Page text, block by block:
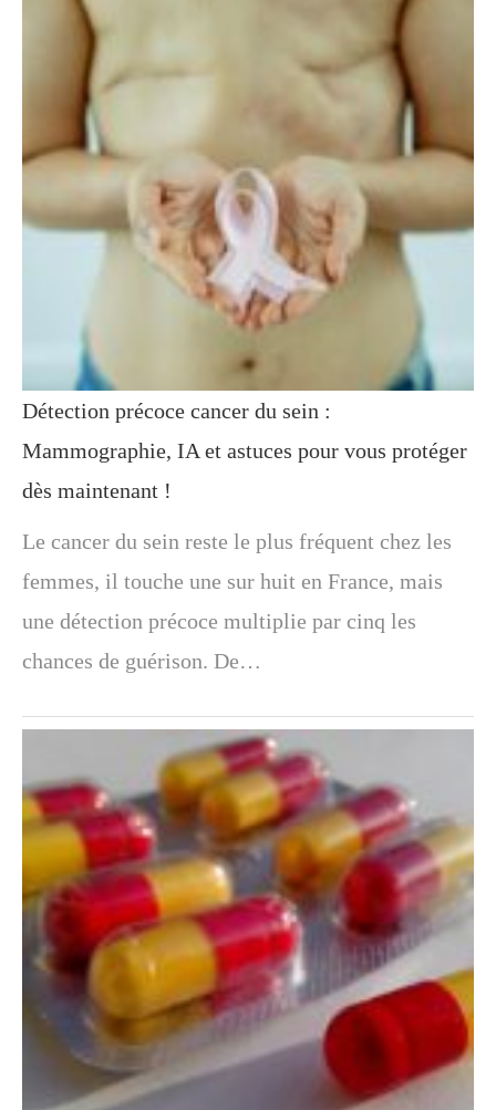
Détection précoce cancer du sein :
Mammographie, IA et astuces pour vous protéger
dès maintenant !
Le cancer du sein reste le plus fréquent chez les
femmes, il touche une sur huit en France, mais
une détection précoce multiplie par cinq les
chances de guérison. De…